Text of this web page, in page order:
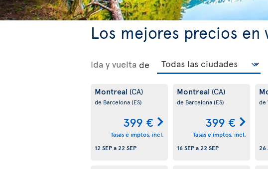
Los mejores precios en
Ida y vuelta de
Montreal (CA)
de Barcelona(ES)
399 €
Tasas e imptos. incl.
12 SEPa22 SEP
Montreal (CA)
de Barcelona(ES)
399 €
Tasas e imptos. incl.
16 SEPa22 SEP
de
26